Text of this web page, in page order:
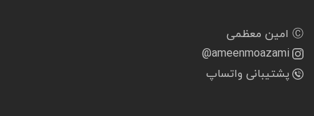
Ⓒ امین معظمی
@ameenmoazami
پشتیبانی واتساپ